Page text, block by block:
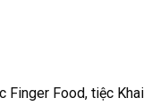
Finger Food, tiệc Khai